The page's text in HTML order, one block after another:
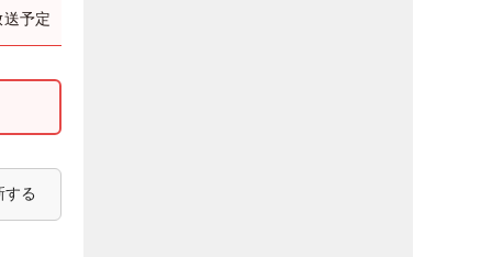
予定
する